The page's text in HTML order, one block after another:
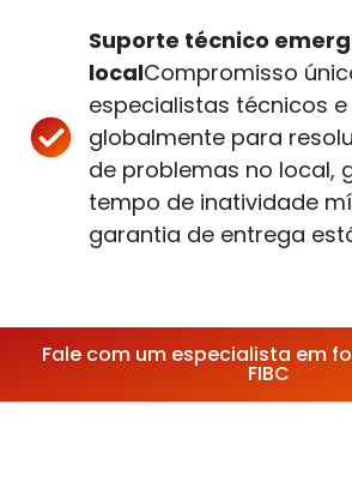
Suporte técnico
localCompromisso
especialistas técnicos
globalmente para
de problemas no local,
tempo de inatividade
garantia de entrega
Fale com um especialista em
FIBC